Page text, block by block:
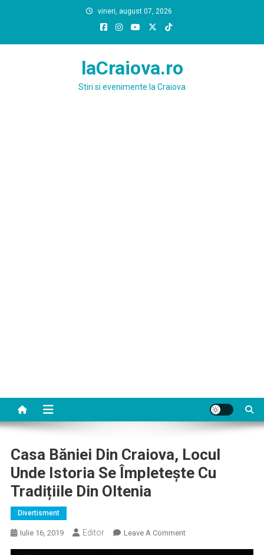
vineri, august 07, 2026
laCraiova.ro
Stiri si evenimente la Craiova
Casa Băniei Din Craiova, Locul
Unde Istoria Se Împletește Cu
Tradițiile Din Oltenia
Divertisment
Iulie 16, 2019 Editor Leave A CommentOn